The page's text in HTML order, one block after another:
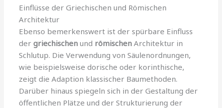
Einflüsse der Griechischen und Römischen
Architektur
Ebenso bemerkenswert ist der spürbare Einfluss
dergriechischen und römischen Architektur in
Schlutup. Die Verwendung von Säulenordnungen,
wie beispielsweise dorische oder korinthische,
zeigt die Adaption klassischer Baumethoden.
Darüber hinaus spiegeln sich in der Gestaltung der
öffentlichen Plätze und der Strukturierung der